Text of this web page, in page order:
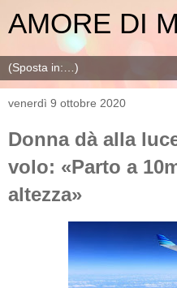
AMORE DI
venerdì 9 ottobre 2020
Donna dà alla
volo: «Parto a
altezza»